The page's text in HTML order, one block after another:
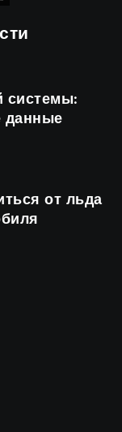
системы:
данные
от льда